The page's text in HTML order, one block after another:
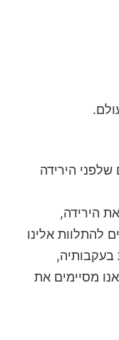
שלפני הירידה
הירידה,
להתלוות אלינו
בעקבותיה,
מסיימים את